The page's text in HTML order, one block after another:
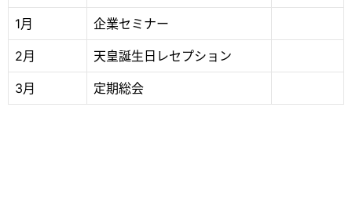
1月 企業セミナー
2月 天皇誕生日レセプション
3月 定期総会